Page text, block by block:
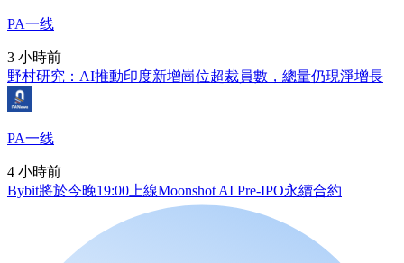
PA一线
3 小時前
野村研究：AI推動印度新增崗位超裁員數，總量仍現淨增長
PA一线
4 小時前
Bybit將於今晚19:00上線Moonshot AI Pre-IPO永續合約